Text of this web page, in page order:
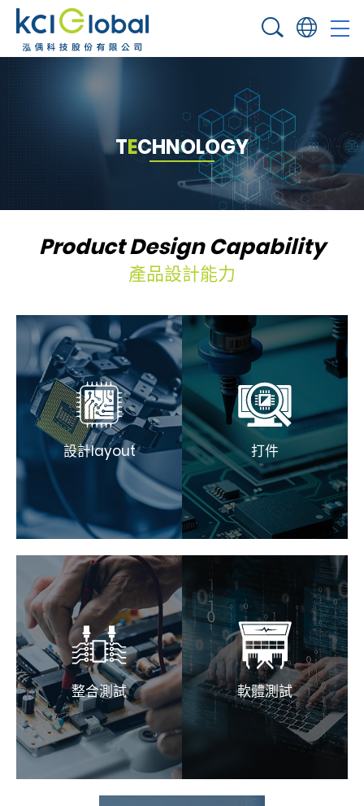
TECHNOLOGY
Product Design Capability
產品設計能力
設計layout 打件
整合測試 軟體測試